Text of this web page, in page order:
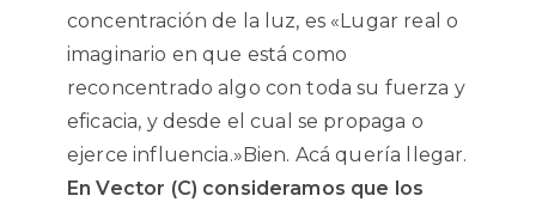
concentración de la luz, es «Lugar real o
imaginario en que está como
reconcentrado algo con toda su fuerza y
eficacia, y desde el cual se propaga o
ejerce influencia.»Bien. Acá quería llegar.
En Vector (C) consideramos que los